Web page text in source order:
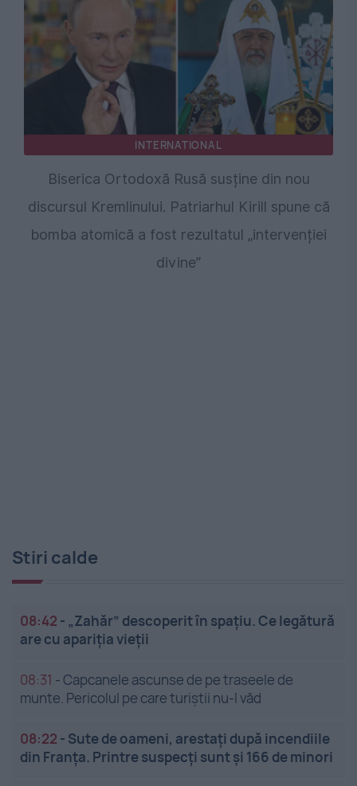
INTERNATIONAL
Biserica Ortodoxă Rusă susține din nou
discursul Kremlinului. Patriarhul Kirill spune că
bomba atomică a fost rezultatul „intervenției
divine”
Stiri calde
08:42 - „Zahăr” descoperit în spațiu. Ce legătură
are cu apariția vieții
08:31 -Capcanele ascunse de pe traseele de
munte. Pericolul pe care turiștii nu-l văd
08:22 - Sute de oameni, arestați după incendiile
din Franța. Printre suspecți sunt și 166 de minori